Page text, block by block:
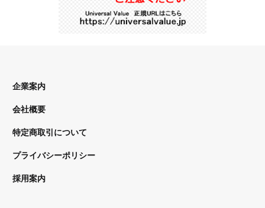
企業案内
会社概要
特定商取引について
プライバシーポリシー
採用案内